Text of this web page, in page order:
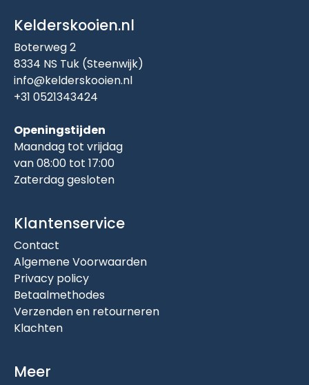
Kelderskooien.nl
Boterweg 2
8334 NS Tuk (Steenwijk)
info@kelderskooien.nl
+31 0521343424
Openingstijden
Maandag tot vrijdag
van 08:00 tot 17:00
Zaterdag gesloten
Klantenservice
Contact
Algemene Voorwaarden
Privacy policy
Betaalmethodes
Verzenden en retourneren
Klachten
Meer